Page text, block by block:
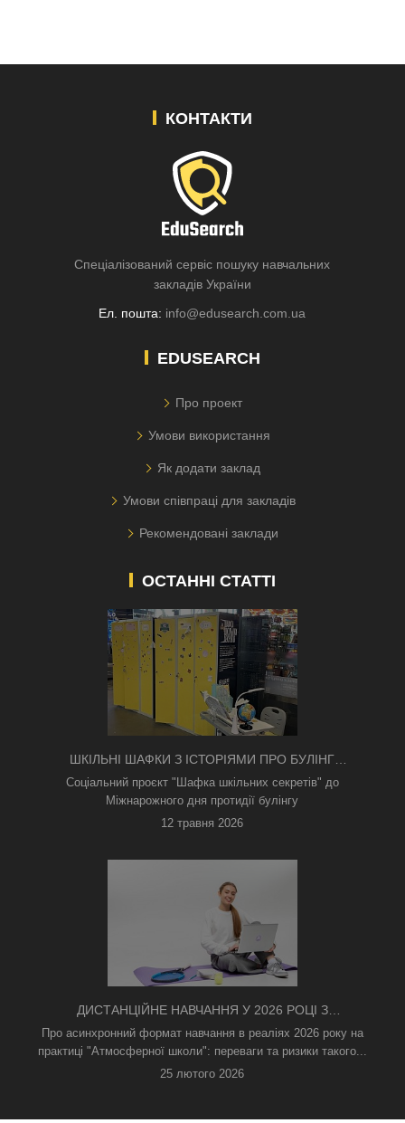
КОНТАКТИ
Спеціалізований сервіс пошуку навчальних
закладів України
Ел. пошта: info@edusearch.com.ua
EDUSEARCH
Про проект
Умови використання
Як додати заклад
Умови співпраці для закладів
Рекомендовані заклади
ОСТАННІ СТАТТІ
ШКІЛЬНІ ШАФКИ З ІСТОРІЯМИ ПРО БУЛІНГ
З'ЯВИЛИСЯ В КИЄВІ
Соціальний проєкт "Шафка шкільних секретів" до
Міжнарожного дня протидії булінгу
12 травня 2026
ДИСТАНЦІЙНЕ НАВЧАННЯ У 2026 РОЦІ З
ТРИВОГАМИ ТА БЕЗ СВІТЛА: ЯК АСИНХРОННИЙ
ФОРМАТ РЯТУЄ ОСВІТНІЙ ПРОЦЕС
Про асинхронний формат навчання в реаліях 2026 року на
практиці "Атмосферної школи": переваги та ризики такого...
25 лютого 2026